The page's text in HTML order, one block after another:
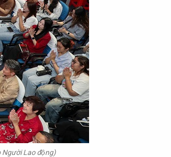
Người Lao động)